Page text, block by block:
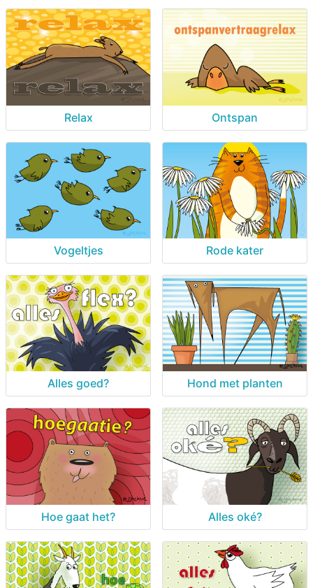
Relax Ontspan
Vogeltjes Rode kater
Alles goed? Hond met planten
Hoe gaat het? Alles oké?